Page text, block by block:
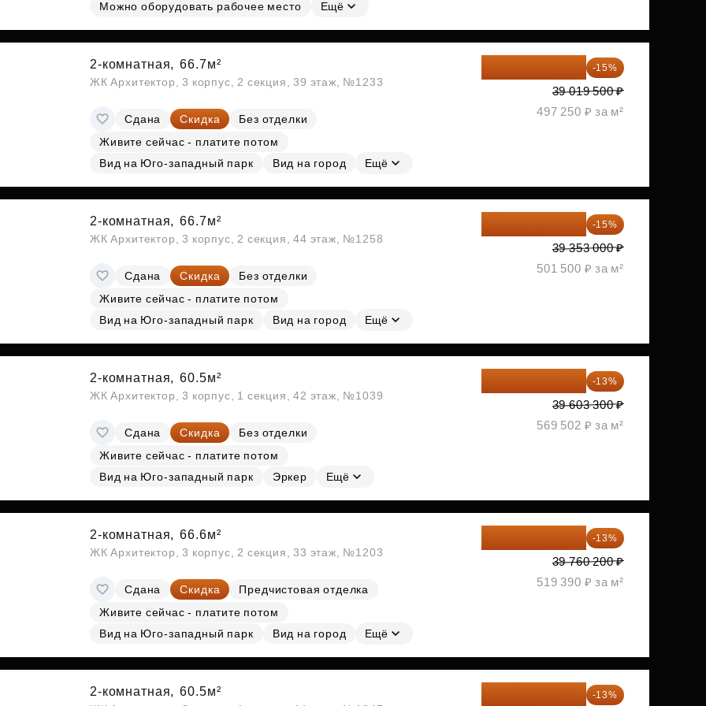
СубсидииМожно оборудовать рабочее место
Ещё
2-комнатная, 66.7м²
ЖК Архитектор, 3 корпус, 2 секция, 39 этаж, №1233
Сдана Скидка
Без отделки
Живите сейчас - платите потом
Вид на Юго-западный парк
Вид на город Ещё
-15%
39 019 500 ₽
497 250 ₽ за м²
2-комнатная, 66.7м²
ЖК Архитектор, 3 корпус, 2 секция, 44 этаж, №1258
Сдана Скидка
Без отделки
Живите сейчас - платите потом
Вид на Юго-западный парк
Вид на город Ещё
-15%
39 353 000 ₽
501 500 ₽ за м²
2-комнатная, 60.5м²
ЖК Архитектор, 3 корпус, 1 секция, 42 этаж, №1039
Сдана Скидка
Без отделки
Живите сейчас - платите потом
Вид на Юго-западный парк
Эркер Ещё
-13%
39 603 300 ₽
569 502 ₽ за м²
2-комнатная, 66.6м²
ЖК Архитектор, 3 корпус, 2 секция, 33 этаж, №1203
Сдана Скидка
Предчистовая отделка
Живите сейчас - платите потом
Вид на Юго-западный парк
Вид на город Ещё
-13%
39 760 200 ₽
519 390 ₽ за м²
2-комнатная, 60.5м² -13%